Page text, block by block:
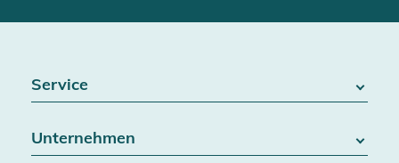
Service
Batteriegesetz
Unternehmen